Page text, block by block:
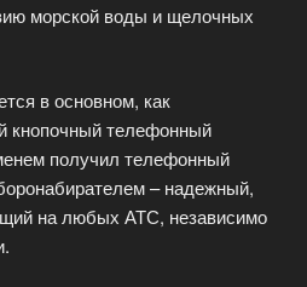
морской воды и щелочных
в основном, как
кнопочный телефонный
получил телефонный
– надежный,
на любых АТС, независимо